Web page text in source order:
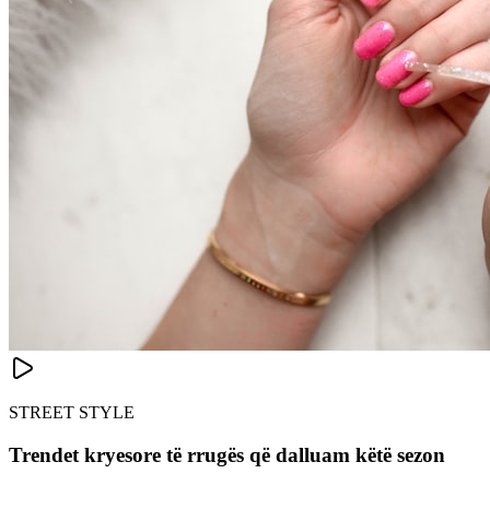
STREET STYLE
Trendet kryesore të rrugës që dalluam këtë sezon